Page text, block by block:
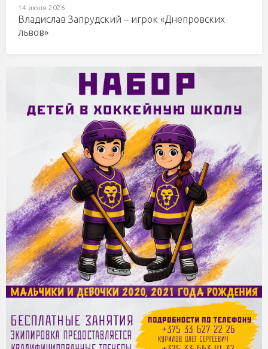
14 июля 2026
Владислав Запрудский – игрок «Днепровских
львов»